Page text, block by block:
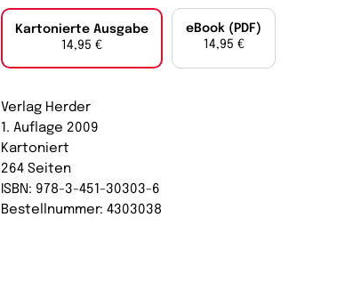
Kartonierte Ausgabe
14,95 €
eBook (PDF)
14,95 €
Verlag Herder
1. Auflage 2009
Kartoniert
264 Seiten
ISBN: 978-3-451-30303-6
Bestellnummer: 4303038